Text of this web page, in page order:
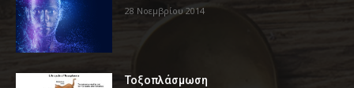
28 Νοεμβρίου 2014
Τοξοπλάσμωση